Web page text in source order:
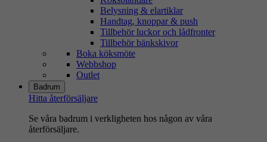
Belysning & elartiklar
Handtag, knoppar & push
Tillbehör luckor och lådfronter
Tillbehör bänkskivor
Boka köksmöte
Webbshop
Outlet
Badrum
Hitta återförsäljare
Se våra badrum i verkligheten hos någon av våra
återförsäljare.